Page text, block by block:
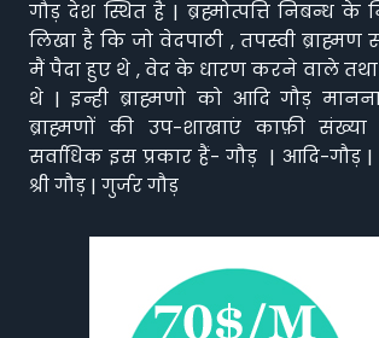
गौड़ देश स्थित है | ब्रह्मोत्पत्ति निबन्ध के
लिखा है कि जो वेदपाठी , तपस्वी ब्राह्मण
मैं पैदा हुए थे , वेद के धारण करने वाले तथा
थे | इन्ही ब्राह्मणो को आदि गौड़
ब्राह्मणों की उप-शाखाएं काफ़ी
सर्वाधिक इस प्रकार हैं- गौड़ | आदि-गौड़ |
श्री गौड़ | गुर्जर गौड़